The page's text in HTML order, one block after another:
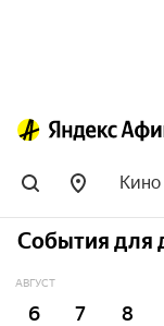
Кино
События для
АВГУСТ
6 7 8